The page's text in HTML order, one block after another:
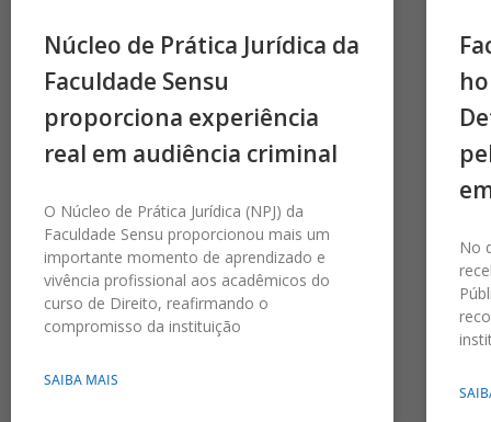
Núcleo de Prática Jurídica da
Faculdade Sensu
proporciona experiência
real em audiência criminal
O Núcleo de Prática Jurídica (NPJ) da
Faculdade Sensu proporcionou mais um
importante momento de aprendizado e
vivência profissional aos acadêmicos do
curso de Direito, reafirmando o
compromisso da instituição
SAIBA MAIS
No